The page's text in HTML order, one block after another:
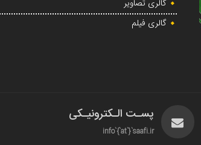
گالری تصاویر
گالری فیلم
پسـت الـکترونیـکی
info`{`at`}`saafi.ir